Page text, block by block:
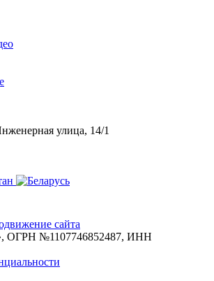
улица, 14/1
сайта
ОГРН №1107746852487, ИНН